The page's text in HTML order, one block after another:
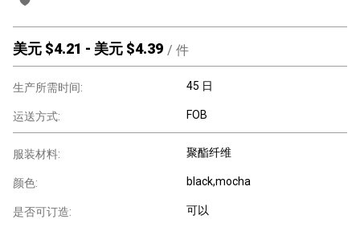
美元 $4.21 - 美元 $4.39 / 件
生产所需时间: 45 日
运送方式: FOB
服装材料: 聚酯纤维
颜色: black,mocha
是否可订造: 可以